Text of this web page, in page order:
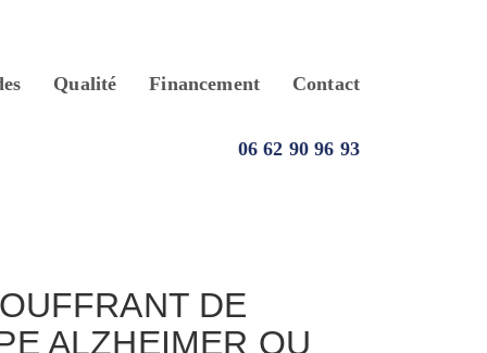
Qualité Financement Contact
06 62 90 96 93
DE
ALZHEIMER OU